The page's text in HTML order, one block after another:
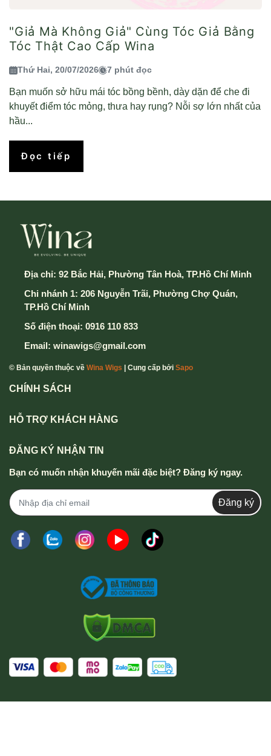
"Giả Mà Không Giả" Cùng Tóc Giả Bằng
Tóc Thật Cao Cấp Wina
Thứ Hai, 20/07/2026 7 phút đọc
Bạn muốn sở hữu mái tóc bồng bềnh, dày dặn để che đi
khuyết điểm tóc mỏng, thưa hay rụng? Nỗi sợ lớn nhất của
hầu...
Đọc tiếp
Địa chỉ: 92 Bắc Hải, Phường Tân Hoà, TP.Hồ Chí Minh
Chi nhánh 1: 206 Nguyễn Trãi, Phường Chợ Quán,
TP.Hồ Chí Minh
Số điện thoại: 0916 110 833
Email: winawigs@gmail.com
© Bản quyền thuộc về Wina Wigs | Cung cấp bởi Sapo
CHÍNH SÁCH
HỖ TRỢ KHÁCH HÀNG
ĐĂNG KÝ NHẬN TIN
Bạn có muốn nhận khuyến mãi đặc biệt? Đăng ký ngay.
Đăng ký